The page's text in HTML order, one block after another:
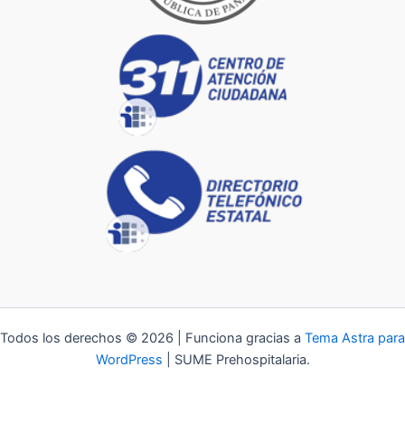
Todos los derechos © 2026 | Funciona gracias a Tema Astra para
WordPress | SUME Prehospitalaria.